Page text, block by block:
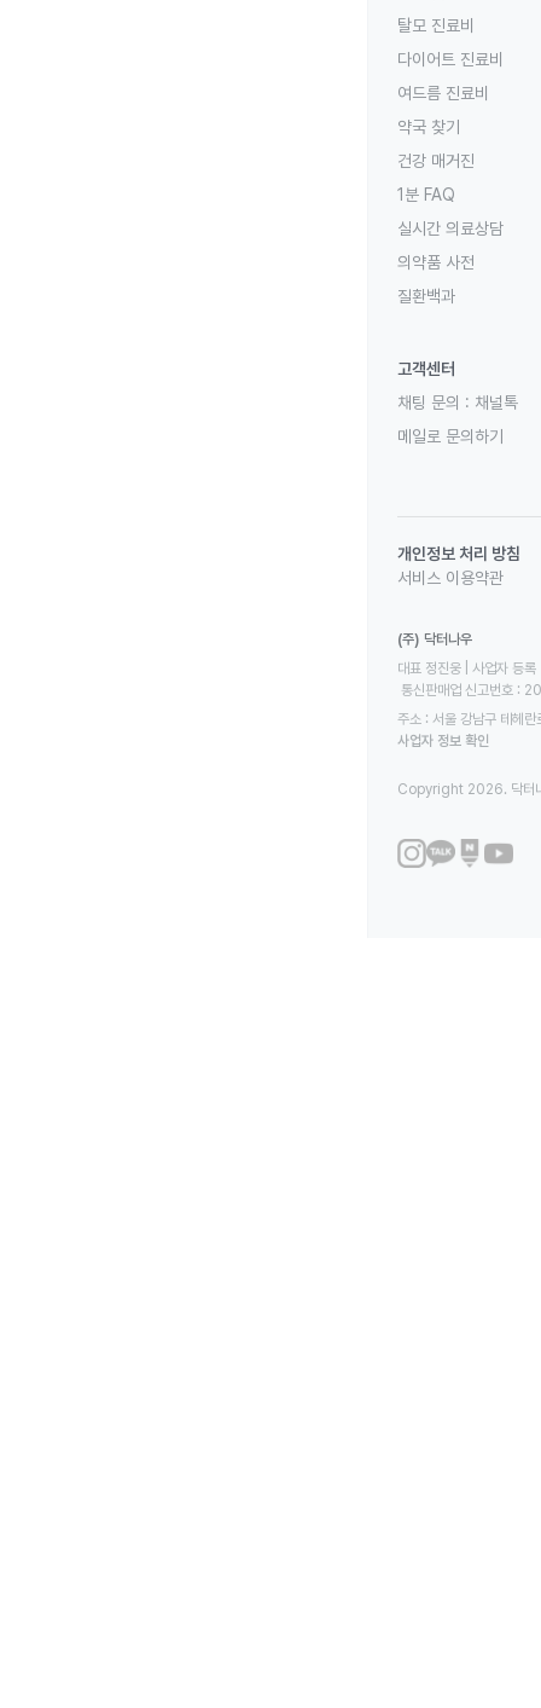
탈모 진료비
다이어트 진료비
여드름 진료비
약국 찾기
건강 매거진
1분 FAQ
실시간 의료상담
의약품 사전
질환백과
고객센터
채팅 문의 : 채널톡
메일로 문의하기
개인정보 처리 방침
서비스 이용약관
(주) 닥터나우
대표 정진웅 | 사업자
통신판매업 신고번호
주소 : 서울 강남구 테헤
사업자 정보 확인
Copyright 2026. 닥터